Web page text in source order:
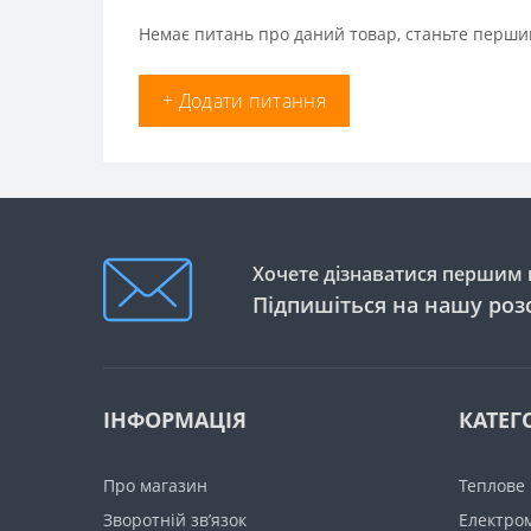
Немає питань про даний товар, станьте
+ Додати питання
Хочете дізнаватися першим
Підпишіться на нашу
ІНФОРМАЦІЯ
Про магазин
Зворотній зв’язок
Теплове